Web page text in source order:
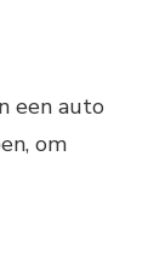
een auto
om